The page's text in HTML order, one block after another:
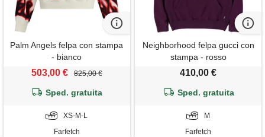
Palm Angels felpa con stampa
- bianco
503,00 € 825,00 €
Sped. gratuita
XS-M-L
Farfetch
Neighborhood felpa gucci con
stampa - rosso
410,00 €
Sped. gratuita
M
Farfetch